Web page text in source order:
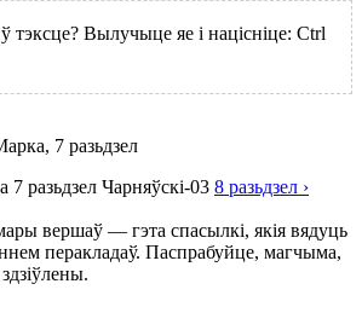
тэксце? Вылучыце яе і націсніце: Ctrl
7 разьдзел
7 разьдзел Чарняўскі-03 8 разьдзел ›
вершаў — гэта спасылкі, якія вядуць
перакладаў. Паспрабуйце, магчыма,